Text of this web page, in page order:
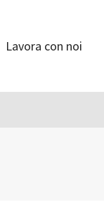
Lavora con noi